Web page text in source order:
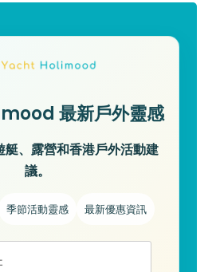
最新戶外靈感
艇、露營和香港戶外活動建
議。
季節活動靈感 最新優惠資訊